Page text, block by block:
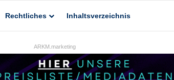
Rechtliches Inhaltsverzeichnis
ARKM.marketing